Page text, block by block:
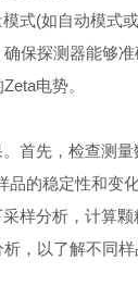
(如自动模式或
探测器能够准
电势。
先，检查测量
的稳定性和变化
分析，计算颗
以了解不同样